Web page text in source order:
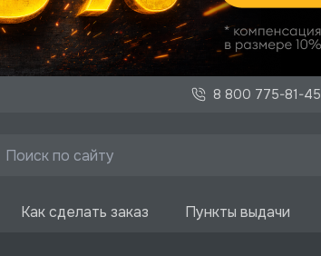
8 800 775-81-45
Как сделать заказ Пункты выдачи